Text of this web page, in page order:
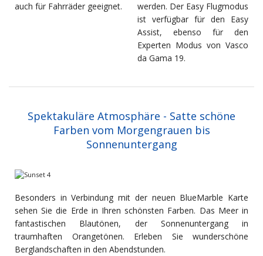
auch für Fahrräder geeignet.
werden. Der Easy Flugmodus
ist verfügbar für den Easy
Assist, ebenso für den
Experten Modus von Vasco
da Gama 19.
Spektakuläre Atmosphäre - Satte schöne
Farben vom Morgengrauen bis
Sonnenuntergang
Besonders in Verbindung mit der neuen BlueMarble Karte
sehen Sie die Erde in Ihren schönsten Farben. Das Meer in
fantastischen Blautönen, der Sonnenuntergang in
traumhaften Orangetönen. Erleben Sie wunderschöne
Berglandschaften in den Abendstunden.